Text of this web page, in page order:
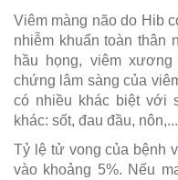
Viêm màng não do Hib
nhiễm khuẩn toàn thân
hầu họng, viêm xương
chứng lâm sàng của
có nhiều khác biệt với
khác: sốt, đau đầu, nôn,...
Tỷ lệ tử vong của bệnh
vào khoảng 5%. Nếu